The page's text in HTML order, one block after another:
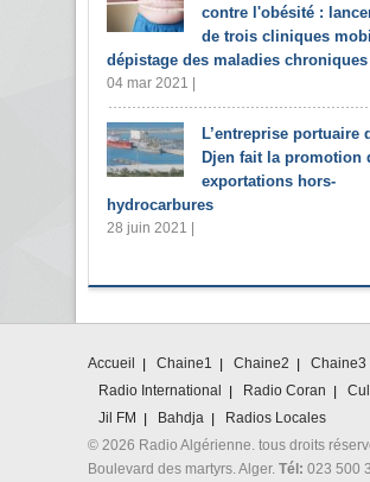
contre l'obésité :
de trois cliniques
dépistage des maladies chroniques
04 mar 2021 |
L’entreprise portuaire
Djen fait la promotion
exportations hors-
hydrocarbures
28 juin 2021 |
Accueil Chaine1 Chaine2
Chaine3
Radio International
Radio Coran
Jil FM
Bahdja
Radios Locales
© 2026 Radio Algérienne. tous droits
Boulevard des martyrs. Alger. Tél: 023 500